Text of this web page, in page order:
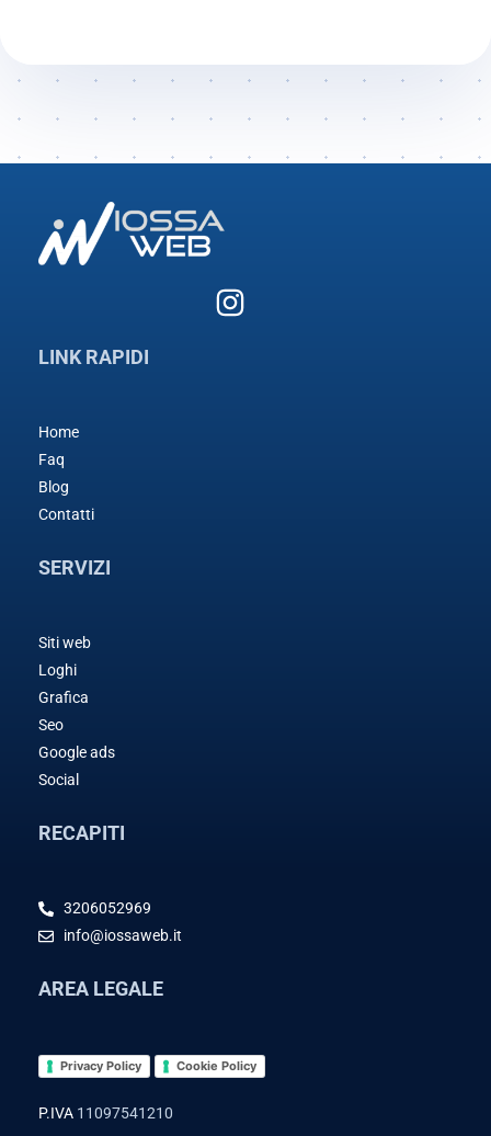
LINK RAPIDI
Home
Faq
Blog
Contatti
SERVIZI
Siti web
Loghi
Grafica
Seo
Google ads
Social
RECAPITI
3206052969
info@iossaweb.it
AREA LEGALE
Privacy Policy Cookie Policy
P.IVA 11097541210